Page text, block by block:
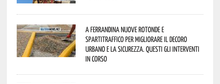
A Ferrandina nuove rotonde e
spartitraffico per migliorare il decoro
urbano e la sicurezza. Questi gli interventi
in corso